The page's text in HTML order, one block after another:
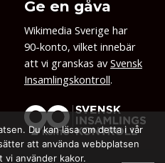
Ge en gåva
Wikimedia Sverige har
90-konto, vilket innebär
att vi granskas av Svensk
Insamlingskontroll.
Du kan läsa om detta i vår
att använda webbplatsen
vi använder kakor.